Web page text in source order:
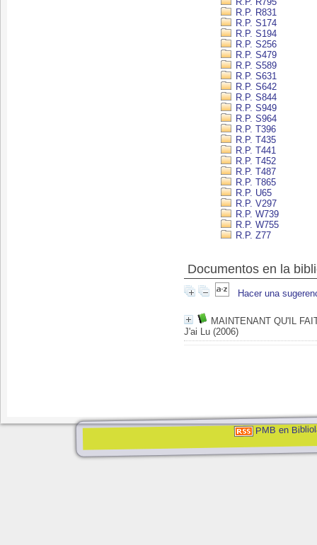
R.P. R831
R.P. S174
R.P. S194
R.P. S256
R.P. S479
R.P. S589
R.P. S631
R.P. S642
R.P. S844
R.P. S949
R.P. S964
R.P. T396
R.P. T435
R.P. T441
R.P. T452
R.P. T487
R.P. T865
R.P. U65
R.P. V297
R.P. W739
R.P. W755
R.P. Z77
Documentos en la
Hacer una
MAINTENANT QU'IL
J'ai Lu (2006)
PMB en